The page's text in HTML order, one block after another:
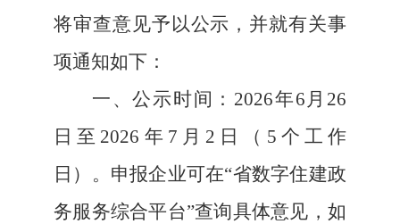
将审查意见予以公示，并就有关事
项通知如下：
一、公示时间： 2026年6 月 26
日至 2026 年 7 月 2 日（ 5个工作
日）。申报企业可在“省数字住建政
务服务综合平台”查询具体意见，如